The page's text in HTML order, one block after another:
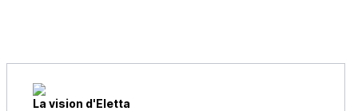
La vision d'Eletta